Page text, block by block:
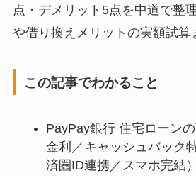
点・デメリット5点を中道で整
や借り換えメリットの実額試算
この記事でわかること
PayPay銀行 住宅ローンの
金利／キャッシュバック
済圏ID連携／スマホ完結）